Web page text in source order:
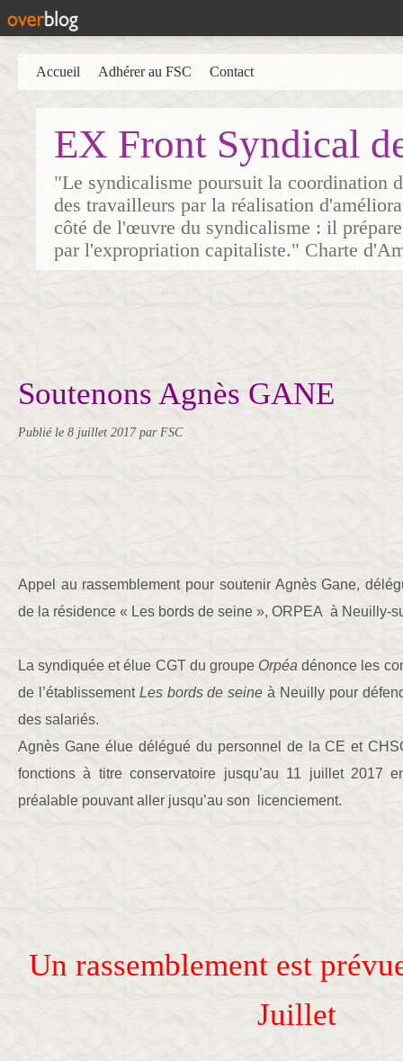
EX Front Syndical
"Le syndicalisme poursuit la coordination
des travailleurs par la réalisation
côté de l'œuvre du syndicalisme : il
par l'expropriation capitaliste." Charte
Accueil Adhérer au FSC Contact
Soutenons Agnès GANE
Publié le 8 juillet 2017par FSC
Appel au rassemblement pour soutenir Agnès Gane,
de la résidence « Les bords de seine », ORPEA à Neuilly-
La syndiquée et élue CGT du groupe Orpéa dénonce les
de l’établissement Les bords de seine à Neuilly pour
des salariés.
Agnès Gane élue délégué du personnel de la CE et
fonctions à titre conservatoire jusqu’au 11 juillet 2017
préalable pouvant aller jusqu’au son licenciement.
Un rassemblement est
Juillet